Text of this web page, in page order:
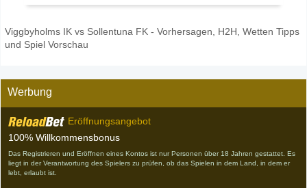
Viggbyholms IK vs Sollentuna FK - Vorhersagen, H2H, Wetten Tipps
und Spiel Vorschau
Werbung
Eröffnungsangebot
100% Willkommensbonus
Das Registrieren und Eröffnen eines Kontos ist nur Personen über 18 Jahren gestattet. Es
liegt in der Verantwortung des Spielers zu prüfen, ob das Spielen in dem Land, in dem er
lebt, erlaubt ist.